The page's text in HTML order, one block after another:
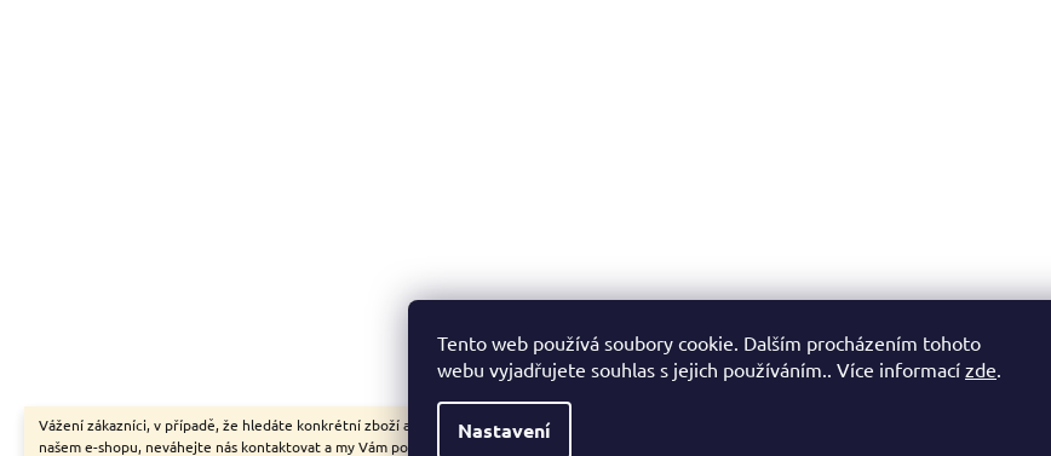
Tento web používá soubory cookie. Dalším procházením tohoto
webu vyjadřujete souhlas s jejich používáním.. Více informací zde.
Nastavení
Vážení zákazníci, v případě, že hledáte konkrétní zboží a my jej nemáme v
našem e-shopu, neváhejte nás kontaktovat a my Vám pomůžeme s výběrem.